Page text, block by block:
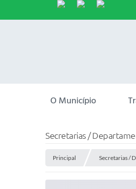
O Município
Secretarias /
Principal Secretarias /